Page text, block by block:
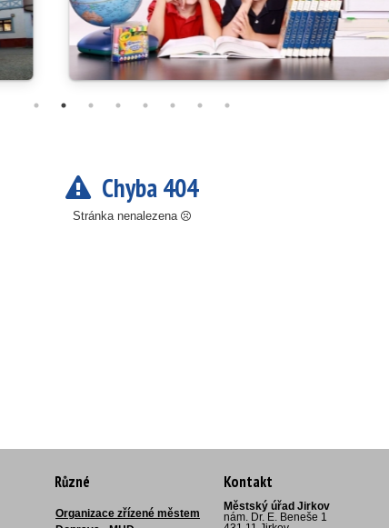
Chyba 404
Stránka nenalezena
Různé
Organizace zřízené městem
Kontakt
Městský úřad Jirkov
nám. Dr. E. Beneše 1